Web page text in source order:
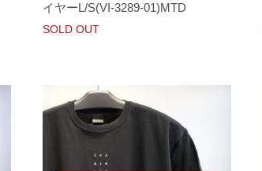
イヤーL/S(VI-3289-01)MTD
SOLD OUT